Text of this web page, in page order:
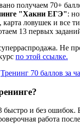
получаем 70+
"Хакни ЕГЭ":
ловушек и все
13 первых
Не
по этой ссылке.
Тренинг 70 баллов за
быстро и без ошибок.
работа